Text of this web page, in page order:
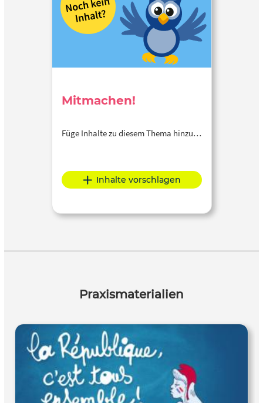
Mitmachen!
Füge Inhalte zu diesem Thema hinzu…
Inhalte vorschlagen
Praxismaterialien